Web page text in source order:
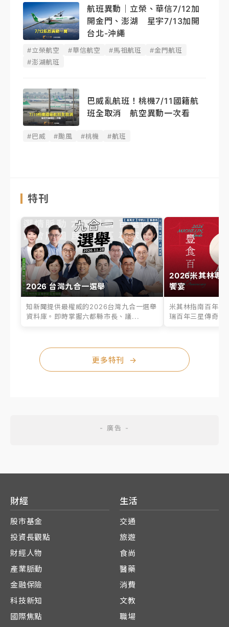
航班異動｜立榮、華信7/12加
開金門、澎湖 星宇7/13加開
台北-沖繩
#立榮航空 #華信航空 #馬祖航班
#金門航班
#澎湖航班
巴威亂航班！桃機7/11國籍航
班全取消 航空異動一次看
#巴威 #颱風 #桃機 #航班
特刊
2026 台灣九合一選舉
知新聞提供最權威的2026台灣九合一選舉
資料庫。即時掌握六都縣市長、議...
2026米其林專
饗宴
米其林指南百年之
瑞百年三星傳奇、
更多特刊 →
財經
股市基金
投資長觀點
財經人物
產業脈動
金融保險
科技新知
國際焦點
生活
交通
旅遊
食尚
醫藥
消費
文教
職場